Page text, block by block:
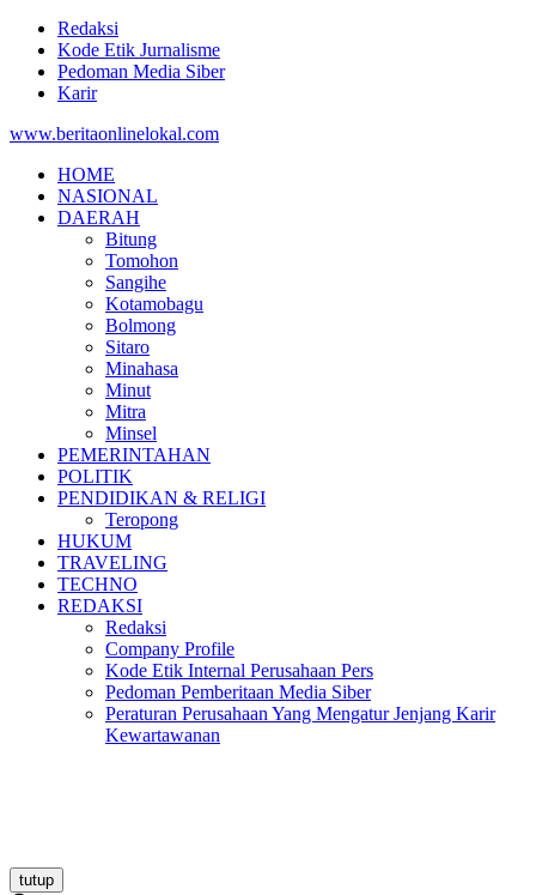
Redaksi
Kode Etik Jurnalisme
Pedoman Media Siber
Karir
www.beritaonlinelokal.com
HOME
NASIONAL
DAERAH
Bitung
Tomohon
Sangihe
Kotamobagu
Bolmong
Sitaro
Minahasa
Minut
Mitra
Minsel
PEMERINTAHAN
POLITIK
PENDIDIKAN & RELIGI
Teropong
HUKUM
TRAVELING
TECHNO
REDAKSI
Redaksi
Company Profile
Kode Etik Internal Perusahaan Pers
Pedoman Pemberitaan Media Siber
Peraturan Perusahaan Yang Mengatur Jenjang Karir
Kewartawanan
tutup